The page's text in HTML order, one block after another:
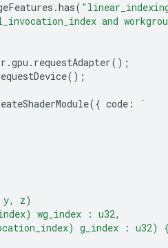
.has(
and
.gpu . requestAdapter();
();
({ code :
`
z)
wg_index : u32,
g_index : u32) {